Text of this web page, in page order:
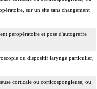
sur un site sans changement
peropératoire et pose d'autogreffe
ou dispositif laryngé particulier,
corticale ou corticospongieuse, ou